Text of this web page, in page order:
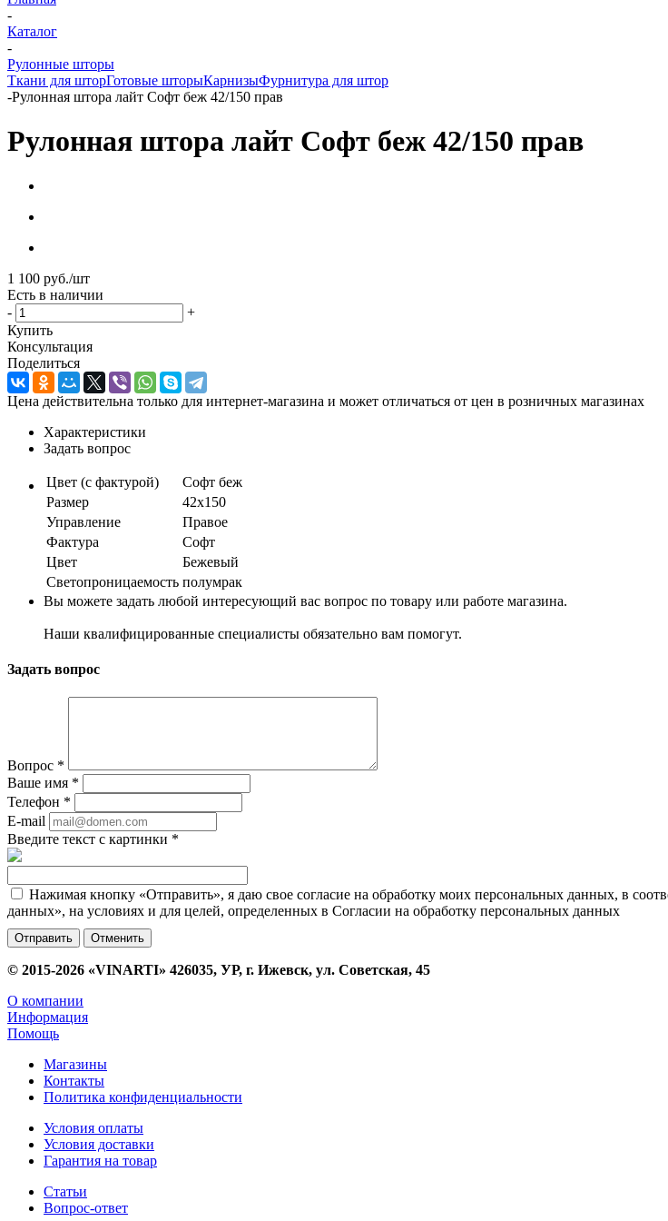
-
Каталог
-
Рулонные шторы
Ткани для шторГотовые шторыКарнизыФурнитура для штор
-Рулонная штора лайт Софт беж 42/150 прав
Рулонная штора лайт Софт беж 42/150 прав
1 100 руб./шт
Есть в наличии
-
+
Купить
Консультация
Поделиться
Цена действительна только для интернет-магазина и может отличаться от цен в розничных магазинах
Характеристики
Задать вопрос
Цвет (с фактурой)
Софт беж
Размер
42х150
Управление
Правое
Фактура
Софт
Цвет
Бежевый
Светопроницаемость полумрак
Вы можете задать любой интересующий вас вопрос по товару или работе магазина.
Наши квалифицированные специалисты обязательно вам помогут.
Задать вопрос
Вопрос *
Ваше имя *
Телефон *
E-mail
Введите текст с картинки *
Нажимая кнопку «Отправить», я даю свое согласие на обработку моих персональных данных, в
данных», на условиях и для целей, определенных в Согласии на обработку персональных данных
Отменить
© 2015-2026 «VINARTI» 426035, УР, г. Ижевск, ул. Советская, 45
О компании
Информация
Помощь
Магазины
Контакты
Политика конфиденциальности
Условия оплаты
Условия доставки
Гарантия на товар
Статьи
Вопрос-ответ